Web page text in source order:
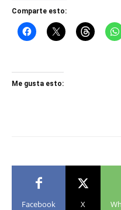
Comparte esto:
Me gusta esto:
Facebook X